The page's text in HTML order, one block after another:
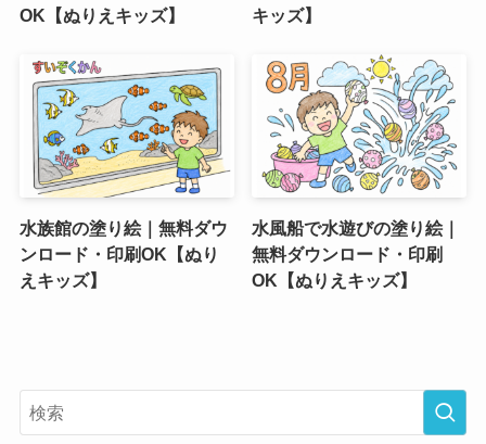
OK【ぬりえキッズ】
キッズ】
水族館の塗り絵｜無料ダウ
ンロード・印刷OK【ぬり
えキッズ】
水風船で水遊びの塗り絵｜
無料ダウンロード・印刷
OK【ぬりえキッズ】